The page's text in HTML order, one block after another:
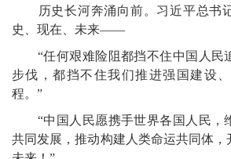
历史长河奔涌向前。习近平总书
史、现在、未来——
“任何艰难险阻都挡不住中国人民
步伐，都挡不住我们推进强国建设
程。”
“中国人民愿携手世界各国人民，
共同发展，推动构建人类命运共同体，